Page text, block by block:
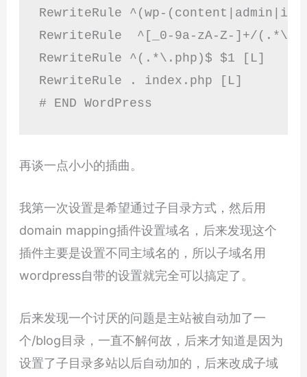
RewriteRule ^(wp-
RewriteRule  ^[_0-9a-zA-Z-]+/
RewriteRule ^(.*\.php)$ $1 [L]
RewriteRule . index.php [L]
# END WordPress
再谈一点小小的插曲。
我第一次设置是希望通过子目录方式，然后用
domain mapping插件设置域名，后来发现这个
插件主要是设置不同主域名的，所以子域名用
wordpress自带的设置就完全可以搞定了。
后来发现一个讨厌的问题是主站被自动加了一
个/blog目录，一直不解何故，后来才知道是因为
设置了子目录多站以后自动加的，后来改成子域